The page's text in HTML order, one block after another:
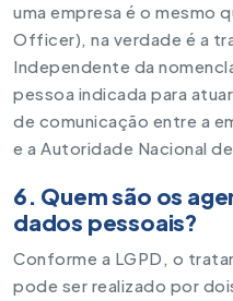
uma empresa é o mesmo
Officer), na verdade é a
Independente da
pessoa indicada para
de comunicação entre a
e a Autoridade Nacional
6. Quem são os
dados pessoais?
Conforme a LGPD, o
pode ser realizado por